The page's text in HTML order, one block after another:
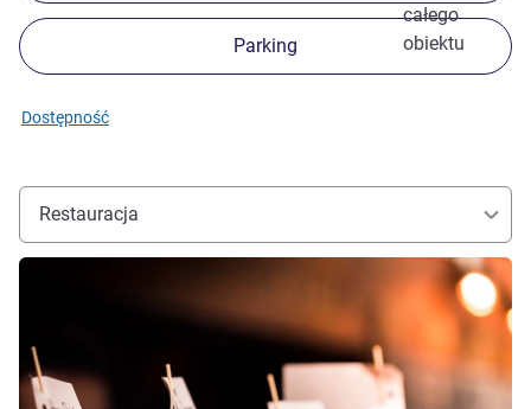
całego
obiektu
Parking
Dostępność
Restauracja
Pokaż szczegóły